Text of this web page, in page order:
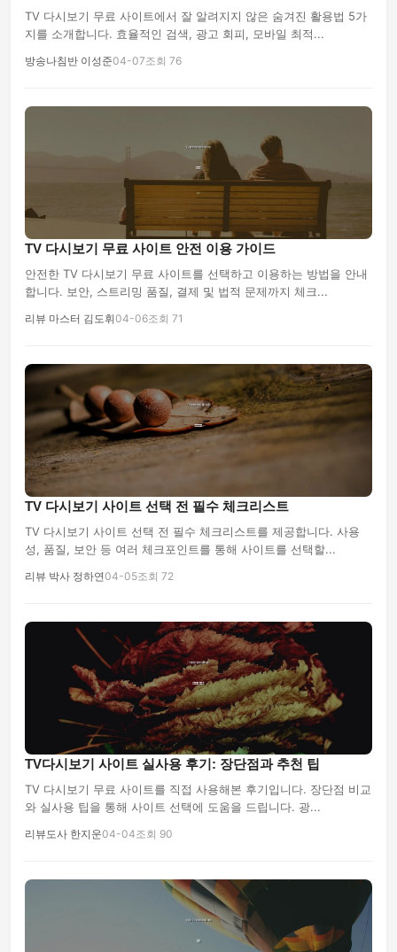
TV 다시보기 무료 사이트에서 잘 알려지지 않은 숨겨진 활용법 5가
지를 소개합니다. 효율적인 검색, 광고 회피, 모바일 최적...
방송나침반 이성준04-07조회 76
TV 다시보기 무료 사이트 안전 이용 가이드
안전한 TV 다시보기 무료 사이트를 선택하고 이용하는 방법을 안내
합니다. 보안, 스트리밍 품질, 결제 및 법적 문제까지 체크...
리뷰 마스터 김도휘04-06조회 71
TV 다시보기 사이트 선택 전 필수 체크리스트
TV 다시보기 사이트 선택 전 필수 체크리스트를 제공합니다. 사용
성, 품질, 보안 등 여러 체크포인트를 통해 사이트를 선택할...
리뷰 박사 정하연04-05조회 72
TV다시보기 사이트 실사용 후기: 장단점과 추천 팁
TV 다시보기 무료 사이트를 직접 사용해본 후기입니다. 장단점 비교
와 실사용 팁을 통해 사이트 선택에 도움을 드립니다. 광...
리뷰도사 한지운04-04조회 90